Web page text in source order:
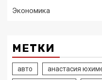
Экономика
МЕТКИ
авто анастасия